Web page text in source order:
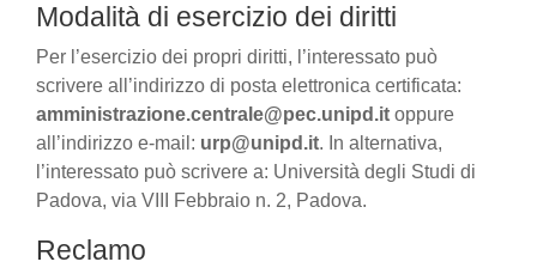
Modalità di esercizio dei diritti
Per l’esercizio dei propri diritti, l’interessato può
scrivere all’indirizzo di posta elettronica certificata:
amministrazione.centrale@pec.unipd.it oppure
all’indirizzo e-mail: urp@unipd.it. In alternativa,
l’interessato può scrivere a: Università degli Studi di
Padova, via VIII Febbraio n. 2, Padova.
Reclamo